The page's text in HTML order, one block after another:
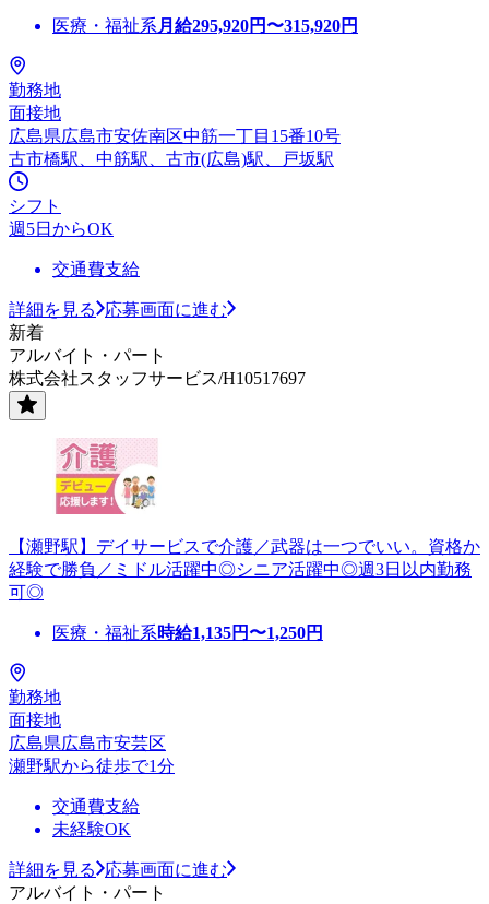
医療・福祉系 月給295,920円〜315,920円
勤務地
面接地
広島県広島市安佐南区中筋一丁目15番10号
古市橋駅、中筋駅、古市(広島)駅、戸坂駅
シフト
週5日からOK
交通費支給
詳細を見る
応募画面に進む
新着
アルバイト・パート
株式会社スタッフサービス/H10517697
【瀬野駅】デイサービスで介護／武器は一つでいい。資格か
経験で勝負／ミドル活躍中◎シニア活躍中◎週3日以内勤務
可◎
医療・福祉系時給1,135円〜1,250円
勤務地
面接地
広島県広島市安芸区
瀬野駅から徒歩で1分
交通費支給
未経験OK
詳細を見る
応募画面に進む
アルバイト・パート